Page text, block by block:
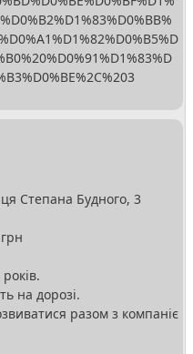
Степана Будного, 3
на дорозі.
разом з компаніє